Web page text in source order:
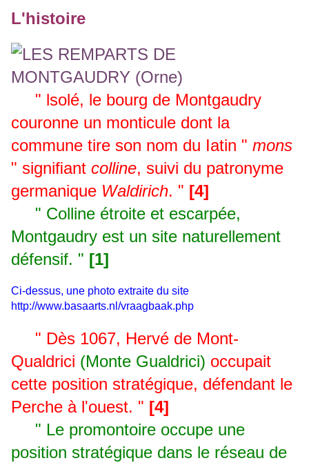
L'histoire
" lsolé, le bourg de Montgaudry
couronne un monticule dont la
commune tire son nom du Iatin " mons
" signiﬁant colline, suivi du patronyme
germanique Waldirich. " [4]
" Colline étroite et escarpée,
Montgaudry est un site naturellement
défensif. " [1]
Ci-dessus, une photo extraite du site
http://www.basaarts.nl/vraagbaak.php
" Dès 1067, Hervé de Mont-
Qualdrici (Monte Gualdrici) occupait
cette position stratégique, défendant le
Perche à l'ouest. " [4]
" Le promontoire occupe une
position stratégique dans le réseau de